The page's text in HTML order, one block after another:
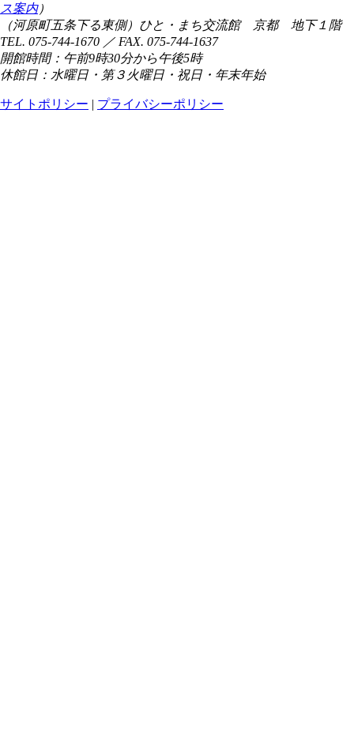
ス案内）
（河原町五条下る東側）ひと・まち交流館 京都 地下１階
TEL. 075-744-1670 ／ FAX. 075-744-1637
開館時間：午前9時30分から午後5時
休館日：水曜日・第３火曜日・祝日・年末年始
サイトポリシー | プライバシーポリシー